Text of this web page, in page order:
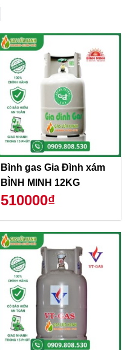
Bình gas Gia Đình xám
BÌNH MINH 12KG
510000₫